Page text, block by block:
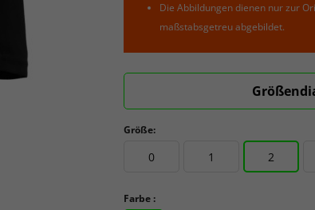
Die Abbildungen dienen nur zur
maßstabsgetreu abgebildet.
Größe:
0 1 2
Farbe :